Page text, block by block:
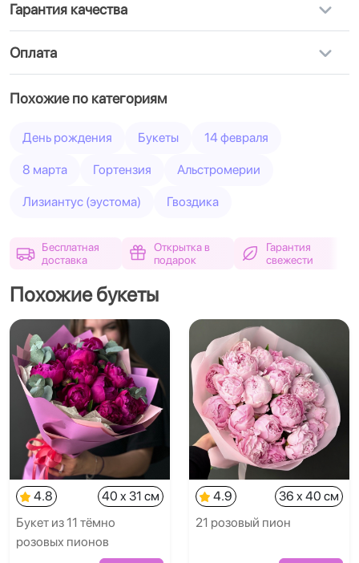
Гарантия качества
Оплата
Похожие по категориям
День рождения Букеты 14 февраля
8 марта Гортензия Альстромерии
Лизиантус (эустома) Гвоздика
Бесплатная
доставка
Открытка в
подарок
Гарантия
свежести
Похожие букеты
4.8
40 x 31 см
Букет из 11 тёмно
розовых пионов
4.9
36 x 40 см
21 розовый пион